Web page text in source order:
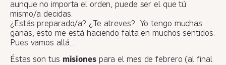
aunque no importa el orden, puede ser el que tú
mismo/a decidas.
¿Estás preparado/a? ¿Te atreves? Yo tengo muchas
ganas, esto me está haciendo falta en muchos sentidos.
Pues vamos allá…
Éstas son tus misionespara el mes de febrero (al final